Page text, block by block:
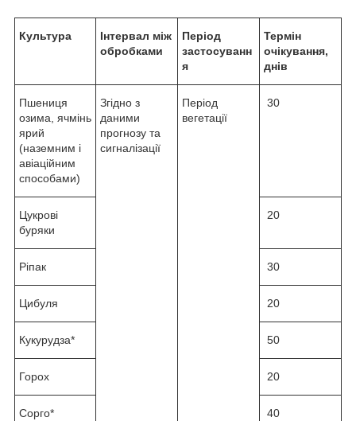
Культура
Інтервал між
обробками
Період
застосуванн
я
Термін
очікування,
днів
Пшениця
озима, ячмінь
ярий
(наземним і
авіаційним
способами)
Згідно з
даними
прогнозу та
сигналізації
Період
вегетації
30
Цукрові
буряки
20
Ріпак 30
Цибуля 20
Кукурудза* 50
Горох 20
Сорго* 40